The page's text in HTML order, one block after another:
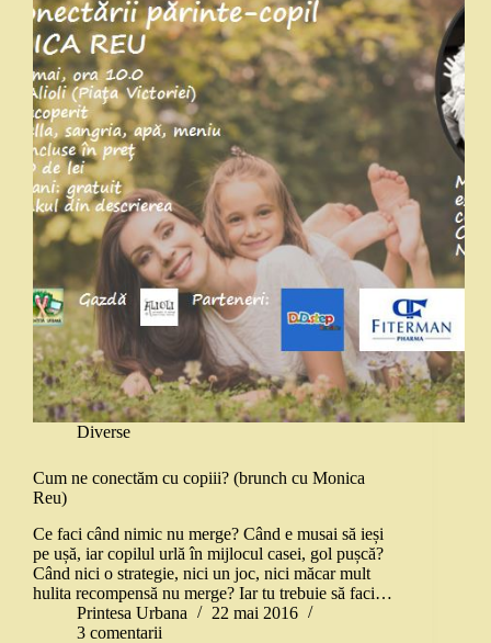
Diverse
Cum ne conectăm cu copiii? (brunch cu Monica
Reu)
Ce faci când nimic nu merge? Când e musai să ieși
pe ușă, iar copilul urlă în mijlocul casei, gol pușcă?
Când nici o strategie, nici un joc, nici măcar mult
hulita recompensă nu merge? Iar tu trebuie să faci…
Printesa Urbana
22 mai 2016
3 comentarii